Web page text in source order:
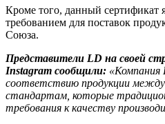
Кроме того, данный сертификат
требованием для поставок
Союза.
Представители LD на своей
Instagram сообщили: «Компания
соответствию продукции
стандартам, которые
требования к качеству